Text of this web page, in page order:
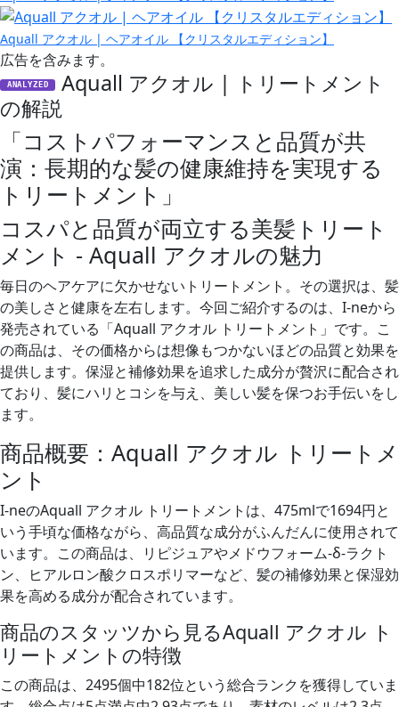
Aquall アクオル | ヘアオイル 【クリスタルエディション】
広告を含みます。
ANALYZED
Aquall アクオル | トリートメント
の解説
「コストパフォーマンスと品質が共
演：長期的な髪の健康維持を実現する
トリートメント」
コスパと品質が両立する美髪トリート
メント - Aquall アクオルの魅力
毎日のヘアケアに欠かせないトリートメント。その選択は、髪
の美しさと健康を左右します。今回ご紹介するのは、I-neから
発売されている「Aquall アクオル トリートメント」です。こ
の商品は、その価格からは想像もつかないほどの品質と効果を
提供します。保湿と補修効果を追求した成分が贅沢に配合され
ており、髪にハリとコシを与え、美しい髪を保つお手伝いをし
ます。
商品概要：Aquall アクオル トリートメ
ント
I-neのAquall アクオル トリートメントは、475mlで1694円と
いう手頃な価格ながら、高品質な成分がふんだんに使用されて
います。この商品は、リピジュアやメドウフォーム-δ-ラクト
ン、ヒアルロン酸クロスポリマーなど、髪の補修効果と保湿効
果を高める成分が配合されています。
商品のスタッツから見るAquall アクオル ト
リートメントの特徴
この商品は、2495個中182位という総合ランクを獲得していま